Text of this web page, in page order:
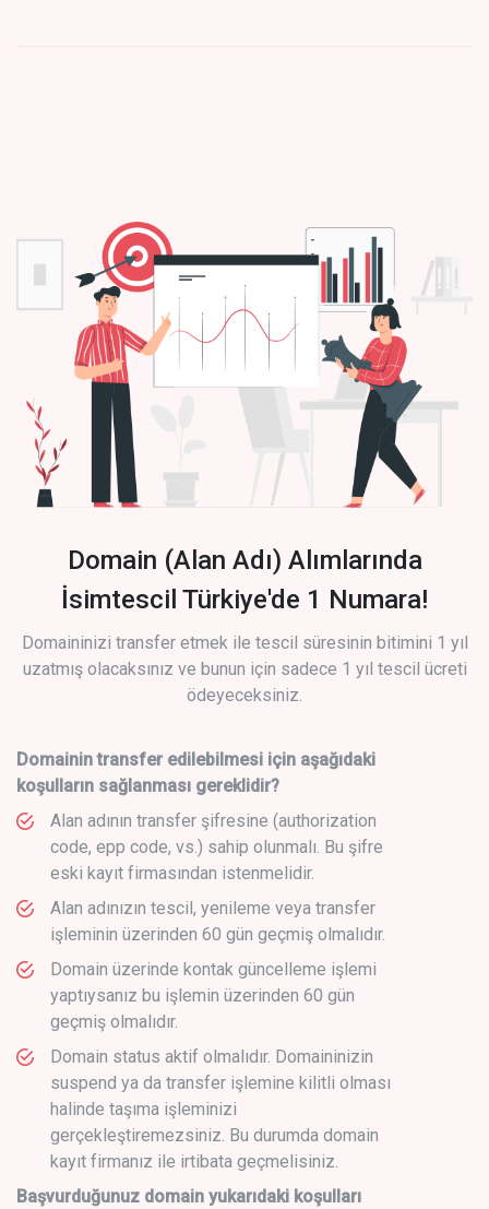
Domain (Alan Adı) Alımlarında
İsimtescil Türkiye'de 1 Numara!
Domaininizi transfer etmek ile tescil süresinin bitimini 1 yıl
uzatmış olacaksınız ve bunun için sadece 1 yıl tescil ücreti
ödeyeceksiniz.
Domainin transfer edilebilmesi için aşağıdaki
koşulların sağlanması gereklidir?
Alan adının transfer şifresine (authorization
code, epp code, vs.) sahip olunmalı. Bu şifre
eski kayıt firmasından istenmelidir.
Alan adınızın tescil, yenileme veya transfer
işleminin üzerinden 60 gün geçmiş olmalıdır.
Domain üzerinde kontak güncelleme işlemi
yaptıysanız bu işlemin üzerinden 60 gün
geçmiş olmalıdır.
Domain status aktif olmalıdır. Domaininizin
suspend ya da transfer işlemine kilitli olması
halinde taşıma işleminizi
gerçekleştiremezsiniz. Bu durumda domain
kayıt firmanız ile irtibata geçmelisiniz.
Başvurduğunuz domain yukarıdaki koşulları